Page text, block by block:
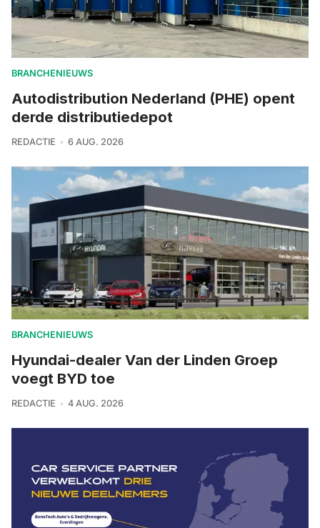
BRANCHENIEUWS
Autodistribution Nederland (PHE) opent
derde distributiedepot
REDACTIE 6 AUG. 2026
BRANCHENIEUWS
Hyundai-dealer Van der Linden Groep
voegt BYD toe
REDACTIE 4 AUG. 2026